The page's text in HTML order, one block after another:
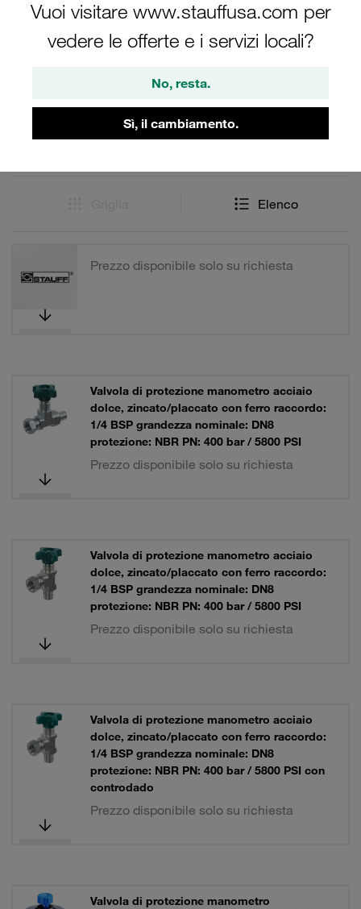
Vuoi visitare www.stauffusa.com per
vedere le offerte e i servizi locali?
No, resta.
Sì, il cambiamento.
Filtri / Ordinamento
Valvole isolatrice manometro (stazione singola e
Elenco
Prezzo disponibile solo su richiesta
Valvola di protezione manometro acciaio
dolce, zincato/placcato con ferro raccordo:
1/4 BSP grandezza nominale: DN8
protezione: NBR PN: 400 bar / 5800 PSI
Prezzo disponibile solo su richiesta
Valvola di protezione manometro acciaio
dolce, zincato/placcato con ferro raccordo:
1/4 BSP grandezza nominale: DN8
protezione: NBR PN: 400 bar / 5800 PSI
Prezzo disponibile solo su richiesta
Valvola di protezione manometro acciaio
dolce, zincato/placcato con ferro raccordo:
1/4 BSP grandezza nominale: DN8
protezione: NBR PN: 400 bar / 5800 PSI con
controdado
Prezzo disponibile solo su richiesta
Valvola di protezione manometro